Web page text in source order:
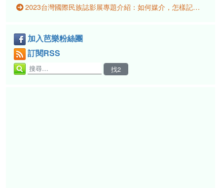
2023台灣國際民族誌影展專題介紹：如何媒介，怎樣記憶？尋找身分與歷史軌跡的影像行動
加入芭樂粉絲團
訂閱RSS